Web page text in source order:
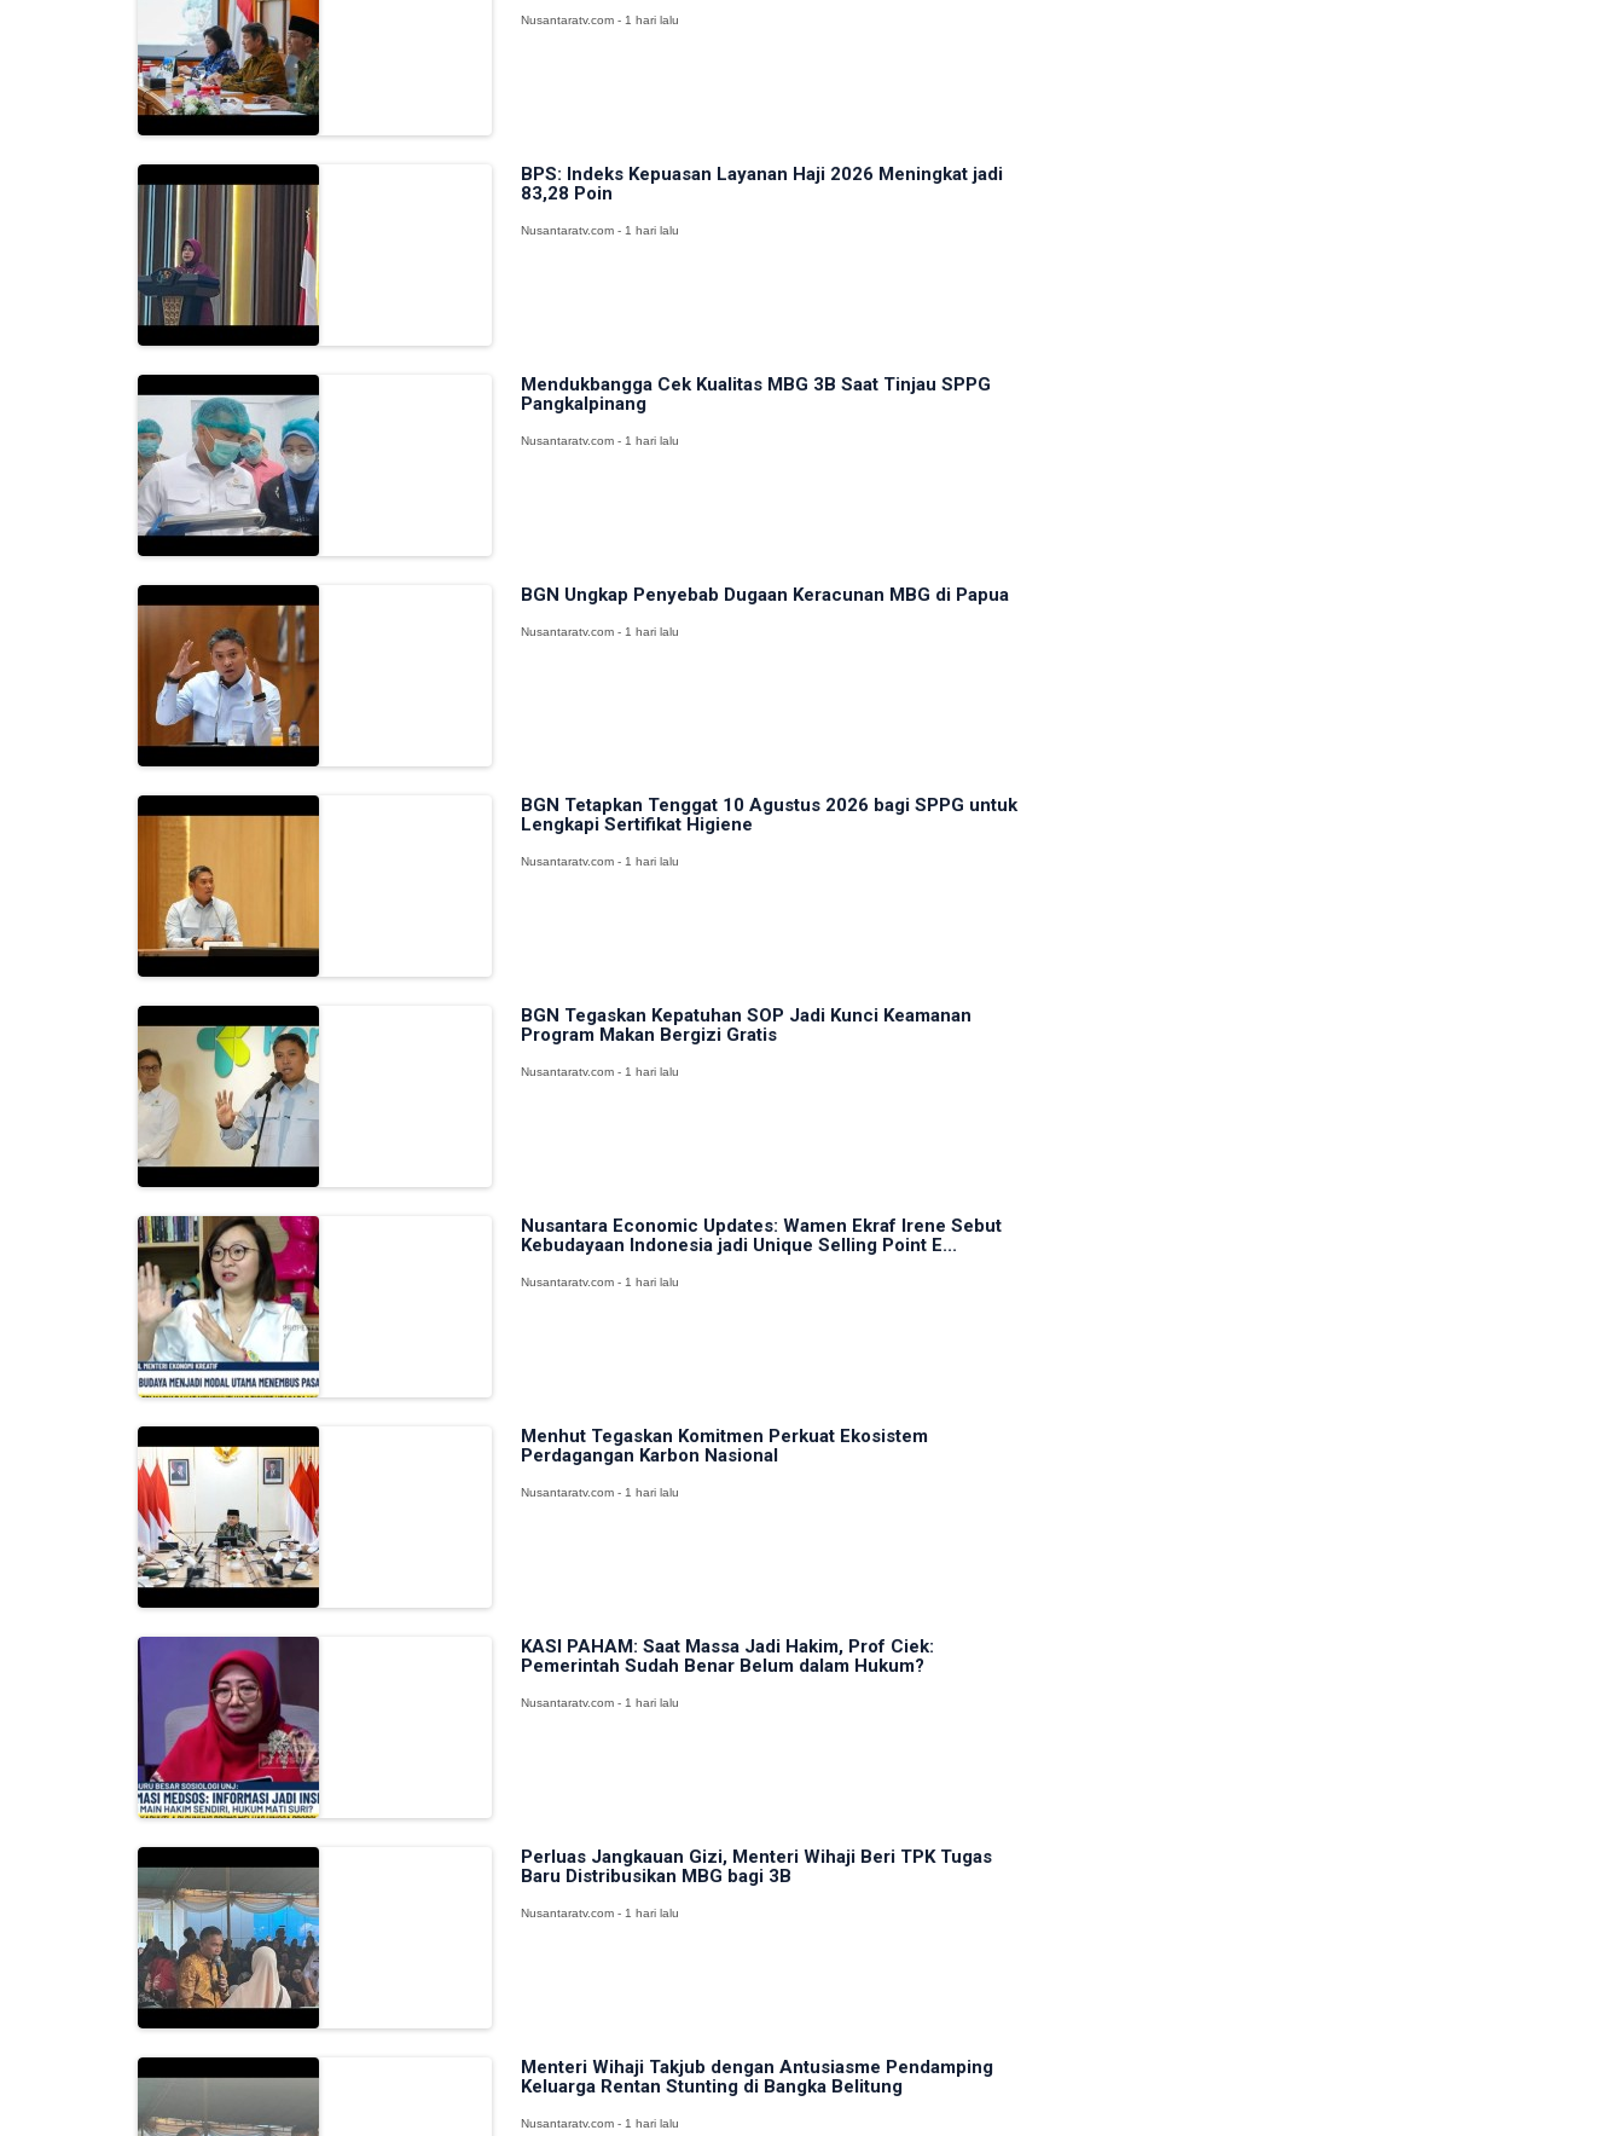
Nusantaratv.com - 1 hari lalu
BPS: Indeks Kepuasan Layanan Haji 2026 Meningkat jadi
83,28 Poin
Nusantaratv.com - 1 hari lalu
Mendukbangga Cek Kualitas MBG 3B Saat Tinjau SPPG
Pangkalpinang
Nusantaratv.com - 1 hari lalu
BGN Ungkap Penyebab Dugaan Keracunan MBG di Papua
Nusantaratv.com - 1 hari lalu
BGN Tetapkan Tenggat 10 Agustus 2026 bagi SPPG untuk
Lengkapi Sertifikat Higiene
Nusantaratv.com - 1 hari lalu
BGN Tegaskan Kepatuhan SOP Jadi Kunci Keamanan
Program Makan Bergizi Gratis
Nusantaratv.com - 1 hari lalu
Nusantara Economic Updates: Wamen Ekraf Irene Sebut
Kebudayaan Indonesia jadi Unique Selling Point E...
Nusantaratv.com - 1 hari lalu
Menhut Tegaskan Komitmen Perkuat Ekosistem
Perdagangan Karbon Nasional
Nusantaratv.com - 1 hari lalu
KASI PAHAM: Saat Massa Jadi Hakim, Prof Ciek:
Pemerintah Sudah Benar Belum dalam Hukum?
Nusantaratv.com - 1 hari lalu
Perluas Jangkauan Gizi, Menteri Wihaji Beri TPK Tugas
Baru Distribusikan MBG bagi 3B
Nusantaratv.com - 1 hari lalu
Menteri Wihaji Takjub dengan Antusiasme Pendamping
Keluarga Rentan Stunting di Bangka Belitung
Nusantaratv.com - 1 hari lalu